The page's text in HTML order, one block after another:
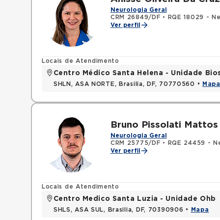
Neurologia Geral
CRM 26849/DF •
RQE 18029 -
Ver perfil
Locais de Atendimento
Centro Médico Santa Helena - Unidade
SHLN, ASA NORTE, Brasilia, DF, 70770560 • Mapa
Bruno Pissolati Mattos
Neurologia Geral
CRM 25775/DF •
RQE 24459 -
Ver perfil
Locais de Atendimento
Centro Medico Santa Luzia - Unidade Ohb
SHLS, ASA SUL, Brasilia, DF, 70390906 • Mapa